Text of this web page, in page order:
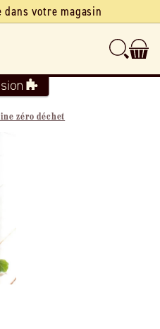
votre magasin
zéro déchet